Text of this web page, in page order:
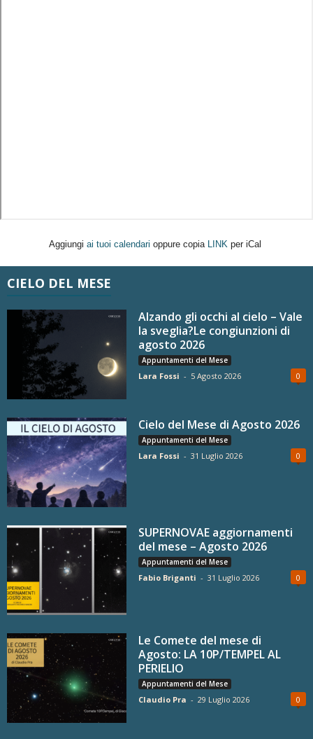
Aggiungi ai tuoi calendari oppure copia LINK per iCal
CIELO DEL MESE
Alzando gli occhi al cielo – Vale
la sveglia?Le congiunzioni di
agosto 2026
Appuntamenti del Mese
Lara Fossi - 5 Agosto 2026 0
Cielo del Mese di Agosto 2026
Appuntamenti del Mese
Lara Fossi - 31 Luglio 2026 0
SUPERNOVAE aggiornamenti
del mese – Agosto 2026
Appuntamenti del Mese
Fabio Briganti - 31 Luglio 2026 0
Le Comete del mese di
Agosto: LA 10P/TEMPEL AL
PERIELIO
Appuntamenti del Mese
Claudio Pra - 29 Luglio 2026 0